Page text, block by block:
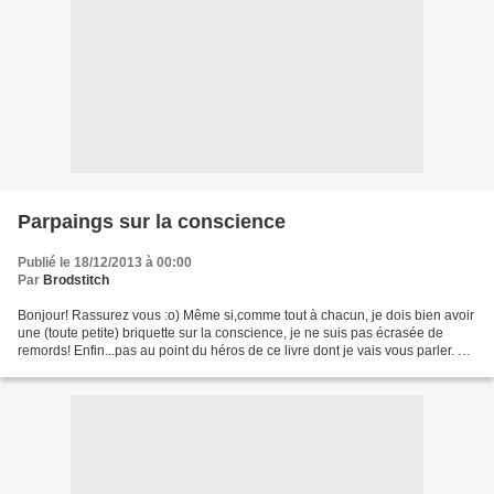
Parpaings sur la conscience
Publié le 18/12/2013 à 00:00
Par Brodstitch
Bonjour! Rassurez vous :o) Même si,comme tout à chacun, je dois bien avoir
une (toute petite) briquette sur la conscience, je ne suis pas écrasée de
remords! Enfin...pas au point du héros de ce livre dont je vais vous parler. Au